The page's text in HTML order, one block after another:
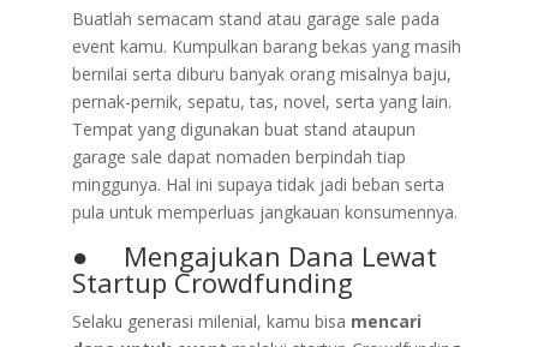
Buatlah semacam stand atau garage sale pada
event kamu. Kumpulkan barang bekas yang masih
bernilai serta diburu banyak orang misalnya baju,
pernak-pernik, sepatu, tas, novel, serta yang lain.
Tempat yang digunakan buat stand ataupun
garage sale dapat nomaden berpindah tiap
minggunya. Hal ini supaya tidak jadi beban serta
pula untuk memperluas jangkauan konsumennya.
● Mengajukan Dana Lewat
Startup Crowdfunding
Selaku generasi milenial, kamu bisa mencari